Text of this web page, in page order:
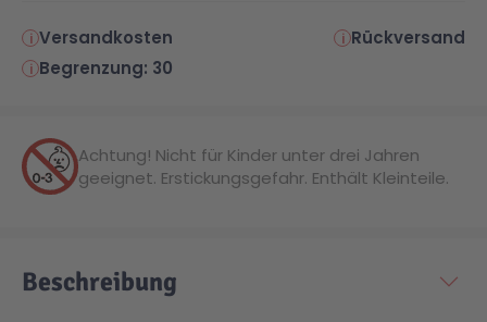
Versandkosten
Rückversand
Begrenzung: 30
Achtung! Nicht für Kinder unter drei Jahren
geeignet. Erstickungsgefahr. Enthält Kleinteile.
Beschreibung